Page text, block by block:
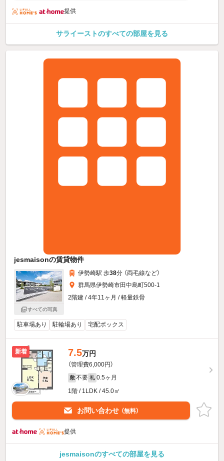
提供
サライーストのすべての部屋を見る
jesmaisonの賃貸物件
すべての写真
伊勢崎駅 歩38分 （両毛線など）
群馬県伊勢崎市田中島町500-1
2階建 / 4年11ヶ月 / 軽量鉄骨
駐車場あり 駐輪場あり 宅配ボックス
新着 7.5万円
（管理費6,000円）
敷 不要 礼 0.5ヶ月
1階 / 1LDK / 45.0㎡
お問い合わせ （無料）
提供
jesmaisonのすべての部屋を見る